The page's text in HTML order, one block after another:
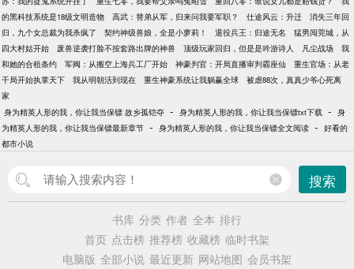
的黑科技系统是18级文明造物
高武：替弟从军，归来问我要军职？ 仕途风云：升迁
消失三年回
归，九个女总裁为我杀疯了
契约神级兽娘，全是小萝莉！ 退役兵王：归途无名
猛男闯莞城，从
四大村姑开始
废兽逆袭打脸不按套路出牌的神兽 顶级玩家回归，但是是吟游诗人 凡尘战场
我
和她的合租条约
军阀：从搬空上海兵工厂开始 神豪判官：开局直播审判霸座仙
重生官场：从老
干局开始执掌天下
我从明朝活到现在 重生神豪系统让我躺赢全球
被虐88次，真真少爷心死离
家
身为精英人形的我，你让我当保镖 故乡孤铠夺 - 身为精英人形的我，你让我当保镖txt下载 - 身
为精英人形的我，你让我当保镖最新章节 - 身为精英人形的我，你让我当保镖全文阅读 - 好看的
都市小说
搜索
书库 分类 作者 全本 排行
首页 点击榜 推荐榜 收藏榜 临时书架
电脑版 全部小说 最近更新 网站地图 会员书架